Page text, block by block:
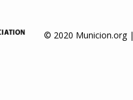
© 2020 Municion.org |